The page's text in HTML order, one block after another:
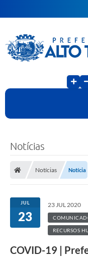
Notícias
Notícias Notícia
JUL
23
23 JUL 2020
RECURSOS
COVID-19 |